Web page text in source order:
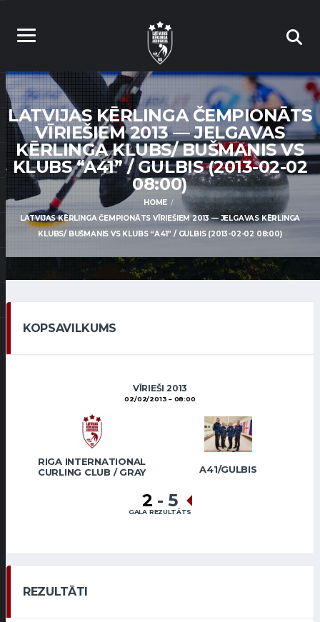
LATVIJAS KĒRLINGA ČEMPIONĀTS
VĪRIEŠIEM 2013 — JELGAVAS
KĒRLINGA KLUBS/ BUŠMANIS VS
KLUBS “A41” / GULBIS (2013-02-02
08:00)
HOME
LATVIJAS KĒRLINGA ČEMPIONĀTS VĪRIEŠIEM 2013 — JELGAVAS KĒRLINGA
KLUBS/ BUŠMANIS VS KLUBS “A41” / GULBIS (2013-02-02 08:00)
KOPSAVILKUMS
VĪRIEŠI 2013
02/02/2013 08:00
RIGA INTERNATIONAL
CURLING CLUB / GRAY
A41/GULBIS
2 - 5
GALA REZULTĀTS
REZULTĀTI